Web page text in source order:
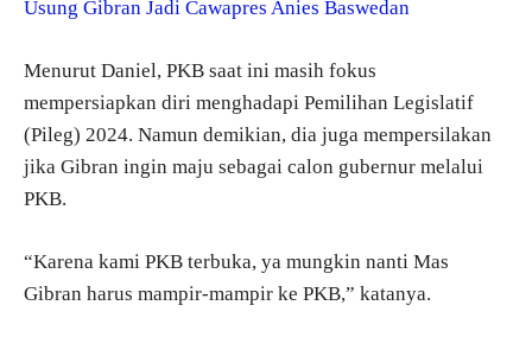
Usung Gibran Jadi Cawapres Anies Baswedan
Menurut Daniel, PKB saat ini masih fokus
mempersiapkan diri menghadapi Pemilihan Legislatif
(Pileg) 2024. Namun demikian, dia juga mempersilakan
jika Gibran ingin maju sebagai calon gubernur melalui
PKB.
“Karena kami PKB terbuka, ya mungkin nanti Mas
Gibran harus mampir-mampir ke PKB,” katanya.